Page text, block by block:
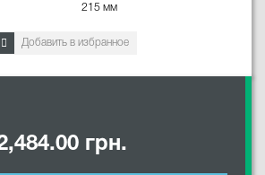
215 мм
Добавить в избранное
грн.